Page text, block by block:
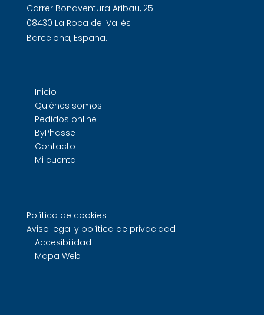
Carrer Bonaventura Aribau, 25
08430 La Roca del Vallès
Barcelona, España.
Inicio
Quiénes somos
Pedidos online
ByPhasse
Contacto
Mi cuenta
Política de cookies
Aviso legal y política de privacidad
Accesibilidad
Mapa Web